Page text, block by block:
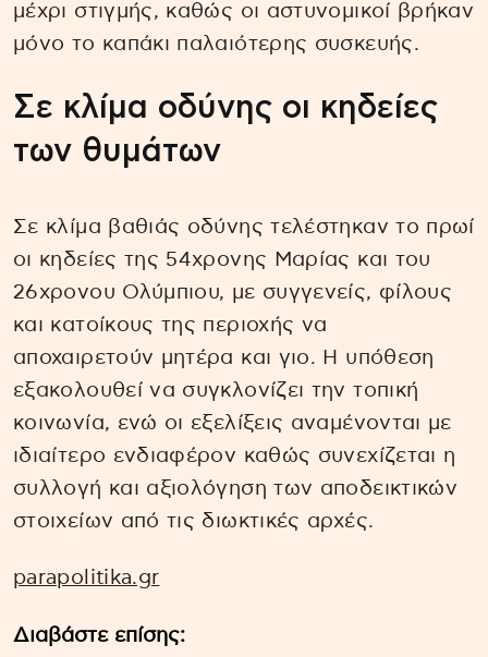
μέχρι στιγμής, καθώς οι αστυνομικοί βρήκαν
μόνο το καπάκι παλαιότερης συσκευής.
Σε κλίμα οδύνης οι κηδείες
των θυμάτων
Σε κλίμα βαθιάς οδύνης τελέστηκαν το πρωί
οι κηδείες της 54χρονης Μαρίας και του
26χρονου Ολύμπιου, με συγγενείς, φίλους
και κατοίκους της περιοχής να
αποχαιρετούν μητέρα και γιο. Η υπόθεση
εξακολουθεί να συγκλονίζει την τοπική
κοινωνία, ενώ οι εξελίξεις αναμένονται με
ιδιαίτερο ενδιαφέρον καθώς συνεχίζεται η
συλλογή και αξιολόγηση των αποδεικτικών
στοιχείων από τις διωκτικές αρχές.
parapolitika.gr
Διαβάστε επίσης: